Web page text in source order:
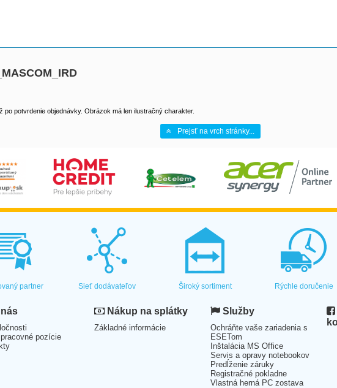
potvrdenie objednávky. Obrázok má len ilustračný charakter.
Prejsť na vrch stránky...
partner Sieť dodávateľov Široký sortiment Rýchle doručenie
pozície
Nákup na splátky
Základné informácie
Služby
Ochráňte vaše zariadenia s
ESETom
Inštalácia MS Office
Servis a opravy notebookov
Predĺženie záruky
Registračné pokladne
Vlastná herná PC zostava